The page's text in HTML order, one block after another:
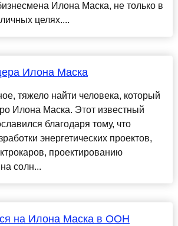
Илона Маска, не только в
целях....
Илона Маска
тяжело найти человека, который
Илона Маска. Этот известный
благодаря тому, что
энергетических проектов,
проектированию
солн...
на Илона Маска в ООН